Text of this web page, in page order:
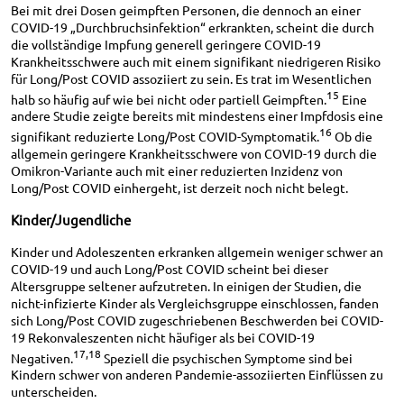
Bei mit drei Dosen geimpften Personen, die dennoch an einer
COVID-19 „Durchbruchsinfektion“ erkrankten, scheint die durch
die vollständige Impfung generell geringere COVID-19
Krankheitsschwere auch mit einem signifikant niedrigeren Risiko
für Long/Post COVID assoziiert zu sein. Es trat im Wesentlichen
halb so häufig auf wie bei nicht oder partiell Geimpften. 15 Eine
andere Studie zeigte bereits mit mindestens einer Impfdosis eine
signifikant reduzierte Long/Post COVID-Symptomatik.16Ob die
allgemein geringere Krankheitsschwere von COVID-19 durch die
Omikron-Variante auch mit einer reduzierten Inzidenz von
Long/Post COVID einhergeht, ist derzeit noch nicht belegt.
Kinder/Jugendliche
Kinder und Adoleszenten erkranken allgemein weniger schwer an
COVID-19 und auch Long/Post COVID scheint bei dieser
Altersgruppe seltener aufzutreten. In einigen der Studien, die
nicht-infizierte Kinder als Vergleichsgruppe einschlossen, fanden
sich Long/Post COVID zugeschriebenen Beschwerden bei COVID-
19 Rekonvaleszenten nicht häufiger als bei COVID-19
Negativen. 17,18 Speziell die psychischen Symptome sind bei
Kindern schwer von anderen Pandemie-assoziierten Einflüssen zu
unterscheiden.